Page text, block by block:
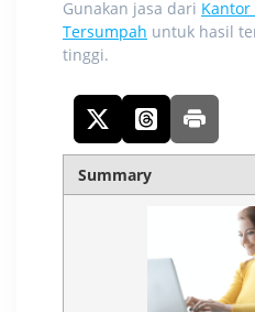
Gunakan jasa dari Kantor
Tersumpah untuk hasil
tinggi.
Summary